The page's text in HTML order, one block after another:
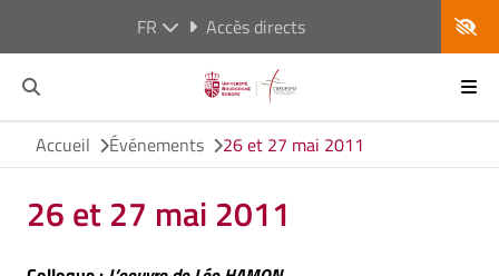
FR Accès directs
Accueil Événements 26 et 27 mai 2011
26 et 27 mai 2011